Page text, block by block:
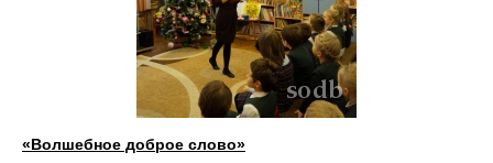
«Волшебное доброе слово»